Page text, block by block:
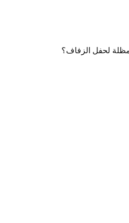
لحفل الزفاف؟